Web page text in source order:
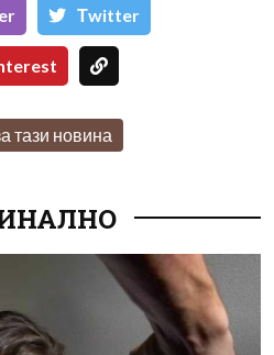
Тwitter
тази новина